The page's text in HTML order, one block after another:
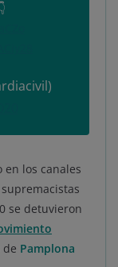
en los canales
se detuvieron
Pamplona